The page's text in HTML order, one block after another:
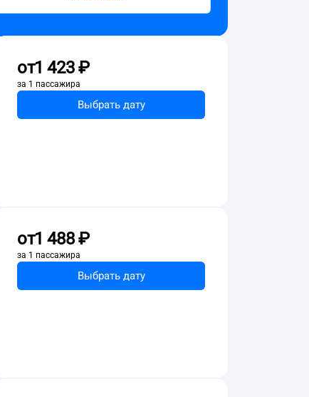
от1 ⁠423 ⁠₽
за 1 пассажира
Выбрать дату
от1 ⁠488 ⁠₽
за 1 пассажира
Выбрать дату